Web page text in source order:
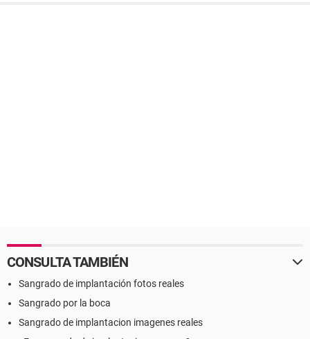
CONSULTA TAMBIÉN
Sangrado de implantación fotos reales
Sangrado por la boca
Sangrado de implantacion imagenes reales